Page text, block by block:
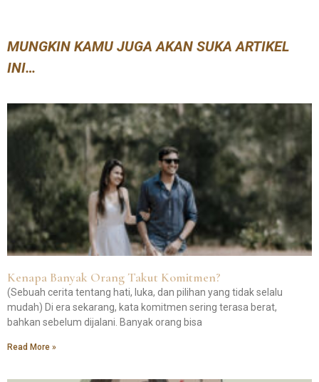
MUNGKIN KAMU JUGA AKAN SUKA ARTIKEL
INI…
Kenapa Banyak Orang Takut Komitmen?
(Sebuah cerita tentang hati, luka, dan pilihan yang tidak selalu
mudah) Di era sekarang, kata komitmen sering terasa berat,
bahkan sebelum dijalani. Banyak orang bisa
Read More »